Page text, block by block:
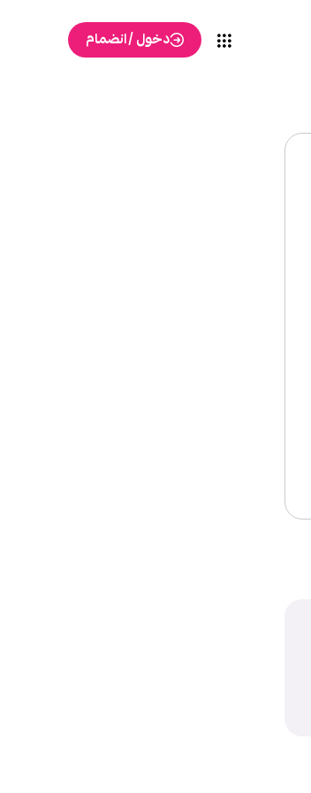
دخول / انضمام